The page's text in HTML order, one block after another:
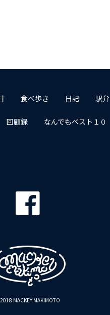
食べ歩き 日記 駅弁
回顧録 なんでもベスト１０
MACKEY MAKIMOTO